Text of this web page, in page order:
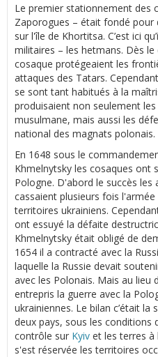
Le premier stationnement des
Zaporogues – était fondé pour
sur l'île de Khortitsa. C’est ici
militaires – les hetmans. Dès
cosaque protégeaient les
attaques des Tatars.
se sont tant habitués à la
produisaient non seulement
musulmane, mais aussi les
national des magnats polonais.
En 1648 sous le
Khmelnytsky les cosaques ont
Pologne. D'abord le succès
cassaient plusieurs fois
territoires ukrainiens.
ont essuyé la défaite
Khmelnytsky était obligé de
1654 il a contracté avec la
laquelle la Russie devait
avec les Polonais. Mais au lieu
entrepris la guerre avec la
ukrainiennes. Le bilan c’était
deux pays, sous les conditions
contrôle sur Kyiv et les terres à
s'est réservée les territoires